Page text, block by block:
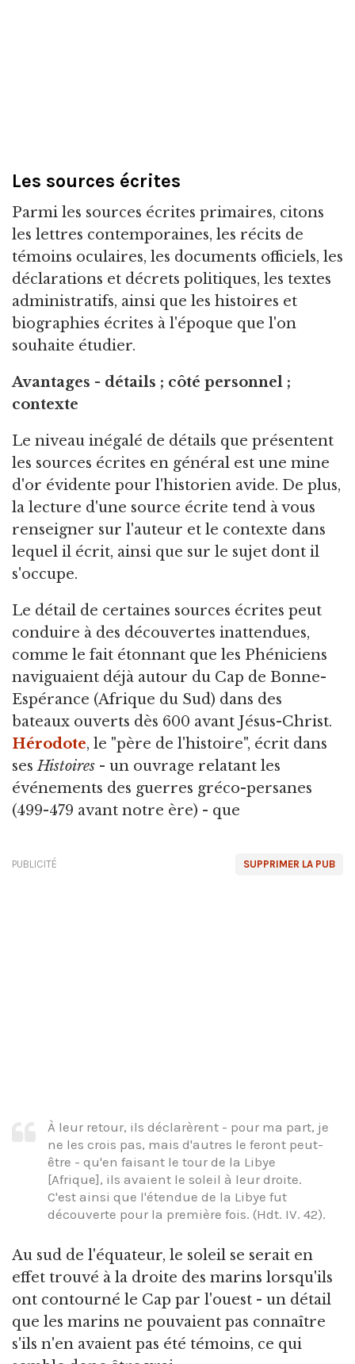
Les sources écrites
Parmi les sources écrites primaires, citons
les lettres contemporaines, les récits de
témoins oculaires, les documents officiels, les
déclarations et décrets politiques, les textes
administratifs, ainsi que les histoires et
biographies écrites à l'époque que l'on
souhaite étudier.
Avantages - détails ; côté personnel ;
contexte
Le niveau inégalé de détails que présentent
les sources écrites en général est une mine
d'or évidente pour l'historien avide. De plus,
la lecture d'une source écrite tend à vous
renseigner sur l'auteur et le contexte dans
lequel il écrit, ainsi que sur le sujet dont il
s'occupe.
Le détail de certaines sources écrites peut
conduire à des découvertes inattendues,
comme le fait étonnant que les Phéniciens
naviguaient déjà autour du Cap de Bonne-
Espérance (Afrique du Sud) dans des
bateaux ouverts dès 600 avant Jésus-Christ.
Hérodote, le "père de l'histoire", écrit dans
sesHistoires - un ouvrage relatant les
événements des guerres gréco-persanes
(499-479 avant notre ère) - que
SUPPRIMER LA PUB
PUBLICITÉ
À leur retour, ils déclarèrent - pour ma part, je
ne les crois pas, mais d'autres le feront peut-
être - qu'en faisant le tour de la Libye
[Afrique], ils avaient le soleil à leur droite.
C'est ainsi que l'étendue de la Libye fut
découverte pour la première fois. (Hdt. IV. 42).
Au sud de l'équateur, le soleil se serait en
effet trouvé à la droite des marins lorsqu'ils
ont contourné le Cap par l'ouest - un détail
que les marins ne pouvaient pas connaître
s'ils n'en avaient pas été témoins, ce qui